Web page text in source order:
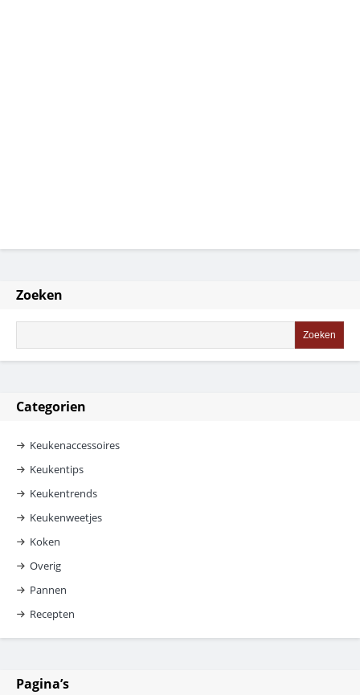
Zoeken
Categorien
Keukenaccessoires
Keukentips
Keukentrends
Keukenweetjes
Koken
Overig
Pannen
Recepten
Pagina’s